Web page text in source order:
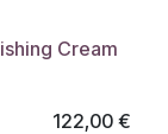
Cream
122,00€